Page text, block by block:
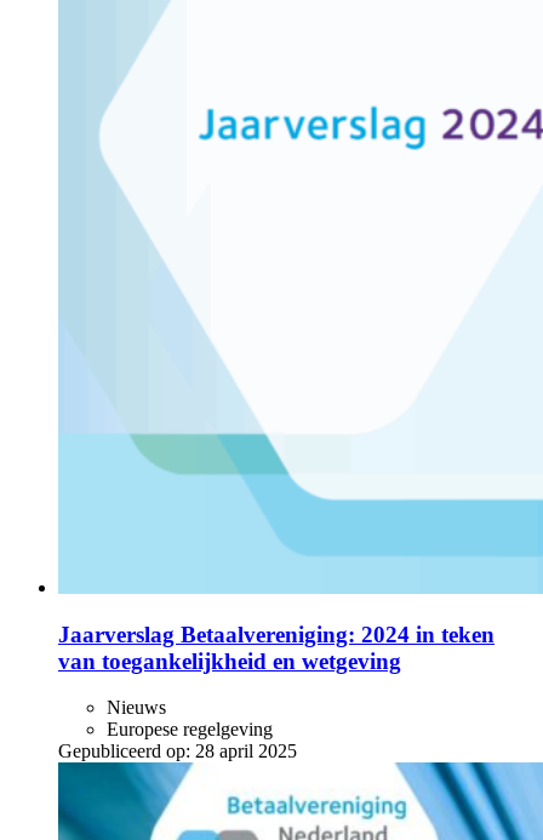
Jaarverslag Betaalvereniging: 2024 in teken
van toegankelijkheid en wetgeving
Nieuws
Europese regelgeving
Gepubliceerd op: 28 april 2025